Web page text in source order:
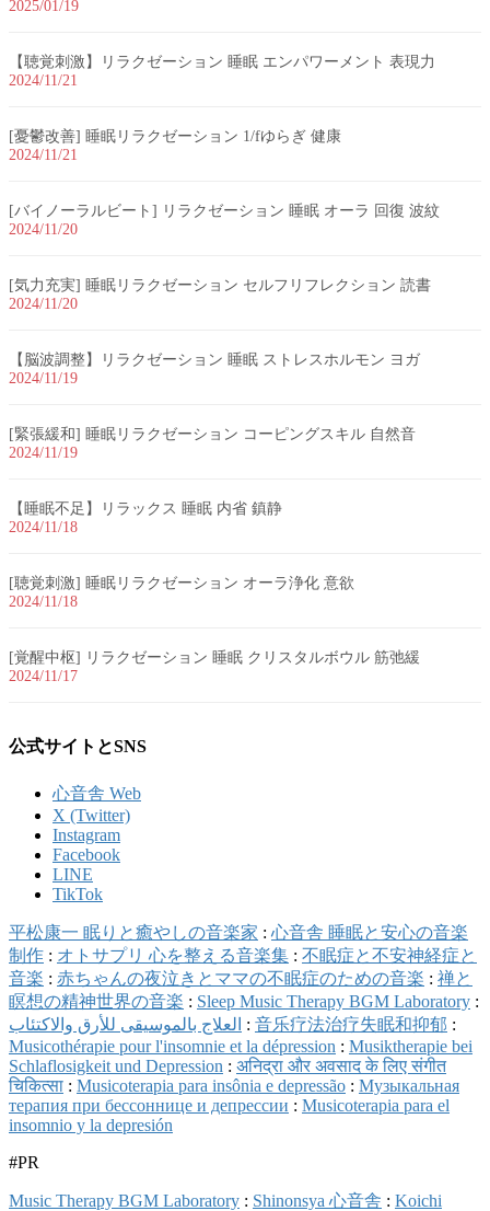
2025/01/19
【聴覚刺激】リラクゼーション 睡眠 エンパワーメント 表現力
2024/11/21
[憂鬱改善] 睡眠リラクゼーション 1/fゆらぎ 健康
2024/11/21
[バイノーラルビート] リラクゼーション 睡眠 オーラ 回復 波紋
2024/11/20
[気力充実] 睡眠リラクゼーション セルフリフレクション 読書
2024/11/20
【脳波調整】リラクゼーション 睡眠 ストレスホルモン ヨガ
2024/11/19
[緊張緩和] 睡眠リラクゼーション コーピングスキル 自然音
2024/11/19
【睡眠不足】リラックス 睡眠 内省 鎮静
2024/11/18
[聴覚刺激] 睡眠リラクゼーション オーラ浄化 意欲
2024/11/18
[覚醒中枢] リラクゼーション 睡眠 クリスタルボウル 筋弛緩
2024/11/17
公式サイトとSNS
心音舎 Web
X (Twitter)
Instagram
Facebook
LINE
TikTok
平松康一 眠りと癒やしの音楽家 : 心音舎 睡眠と安心の音楽
制作 : オトサプリ 心を整える音楽集 : 不眠症と不安神経症と
音楽 : 赤ちゃんの夜泣きとママの不眠症のための音楽 : 禅と
瞑想の精神世界の音楽 : Sleep Music Therapy BGM Laboratory :
العلاج بالموسيقى للأرق والاكتئاب : 音乐疗法治疗失眠和抑郁 :
Musicothérapie pour l'insomnie et la dépression : Musiktherapie bei
Schlaflosigkeit und Depression : अनिद्रा और अवसाद के लिए संगीत
चिकित्सा : Musicoterapia para insônia e depressão : Музыкальная
терапия при бессоннице и депрессии : Musicoterapia para el
insomnio y la depresión
#PR
Music Therapy BGM Laboratory : Shinonsya 心音舎 : Koichi